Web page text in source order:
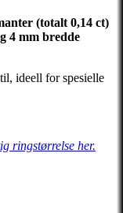
(totalt 0,14 ct)
4 mm bredde
ideell for spesielle
ringstørrelse her.